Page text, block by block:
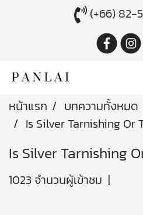
(+66) 82-
หน้าแรก บทความทั้งหมด
Is Silver Tarnishing Or
Is Silver Tarnishing
1023 จำนวนผู้เข้าชม |